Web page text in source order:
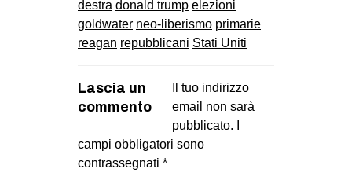
destra donald trump elezioni
goldwater neo-liberismo primarie
reagan repubblicani Stati Uniti
Lascia un
commento
Il tuo indirizzo
email non sarà
pubblicato.
campi obbligatori sono
contrassegnati *